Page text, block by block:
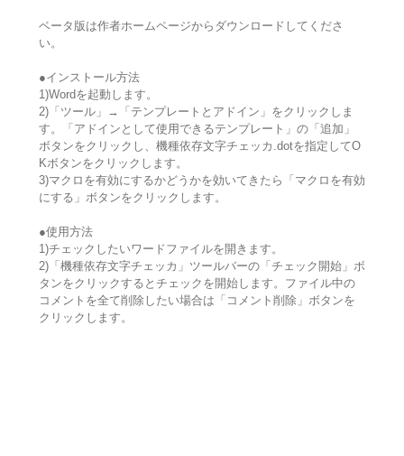
ベータ版は作者ホームページからダウンロードしてくださ
い。
●インストール方法
1)Wordを起動します。
2)「ツール」→「テンプレートとアドイン」をクリックしま
す。「アドインとして使用できるテンプレート」の「追加」
ボタンをクリックし、機種依存文字チェッカ.dotを指定してO
Kボタンをクリックします。
3)マクロを有効にするかどうかを効いてきたら「マクロを有効
にする」ボタンをクリックします。
●使用方法
1)チェックしたいワードファイルを開きます。
2)「機種依存文字チェッカ」ツールバーの「チェック開始」ボ
タンをクリックするとチェックを開始します。ファイル中の
コメントを全て削除したい場合は「コメント削除」ボタンを
クリックします。